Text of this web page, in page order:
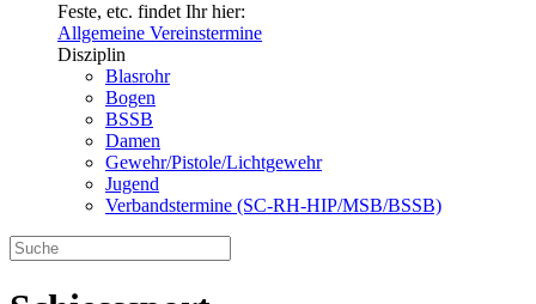
Feste, etc. findet Ihr hier:
Allgemeine Vereinstermine
Disziplin
Blasrohr
Bogen
BSSB
Damen
Gewehr/Pistole/Lichtgewehr
Jugend
Verbandstermine (SC-RH-HIP/MSB/BSSB)